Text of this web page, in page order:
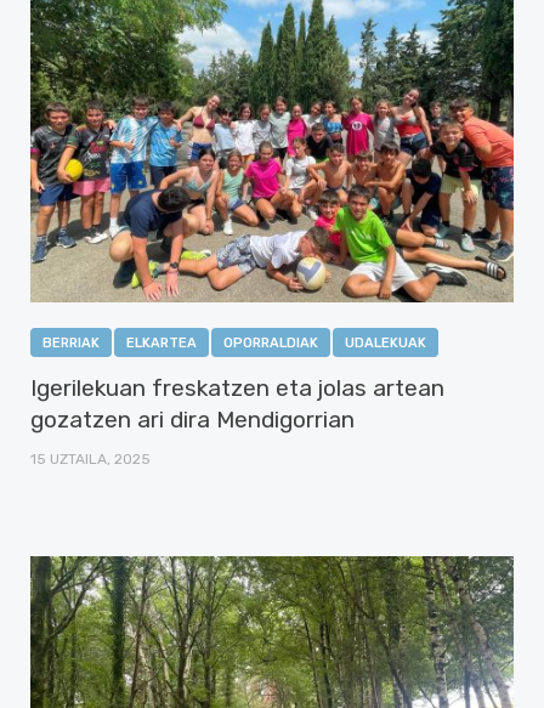
BERRIAK ELKARTEA OPORRALDIAK UDALEKUAK
Igerilekuan freskatzen eta jolas artean
gozatzen ari dira Mendigorrian
15 UZTAILA, 2025